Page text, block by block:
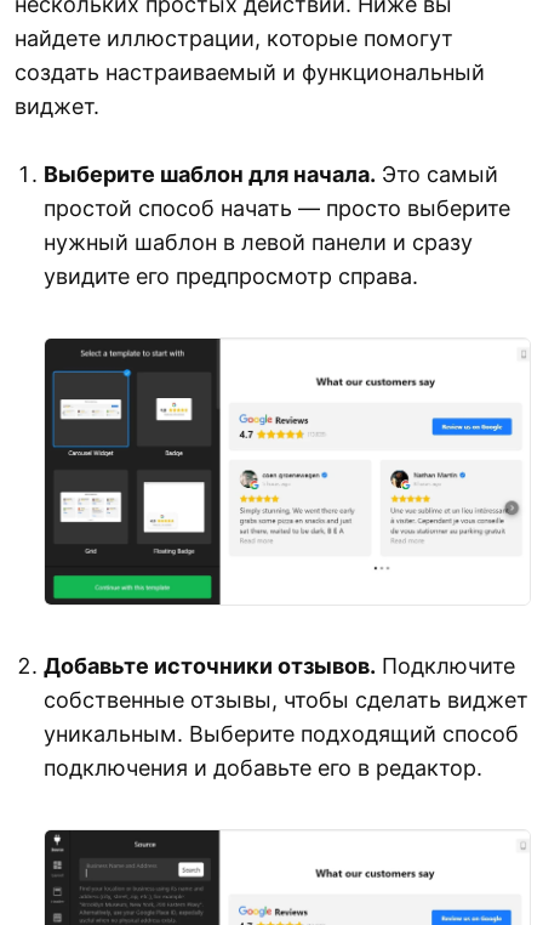
найдете иллюстрации, которые помогут
создать настраиваемый и функциональный
виджет.
Выберите шаблон для начала. Это самый
простой способ начать — просто выберите
нужный шаблон в левой панели и сразу
увидите его предпросмотр справа.
Добавьте источники отзывов. Подключите
собственные отзывы, чтобы сделать виджет
уникальным. Выберите подходящий способ
подключения и добавьте его в редактор.